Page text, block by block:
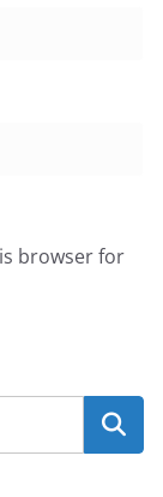
browser for